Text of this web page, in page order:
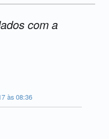
com a
às 08:36